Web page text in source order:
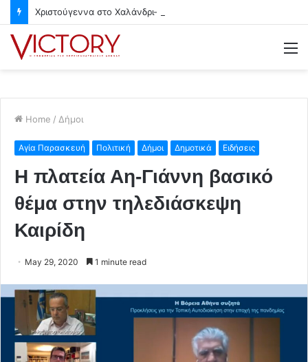
Home / Δήμοι
Αγία Παρασκευή Πολιτική Δήμοι Δημοτικά Ειδήσεις
Η πλατεία Αη-Γιάννη βασικό
θέμα στην τηλεδιάσκεψη
Καιρίδη
May 29, 2020 1 minute read